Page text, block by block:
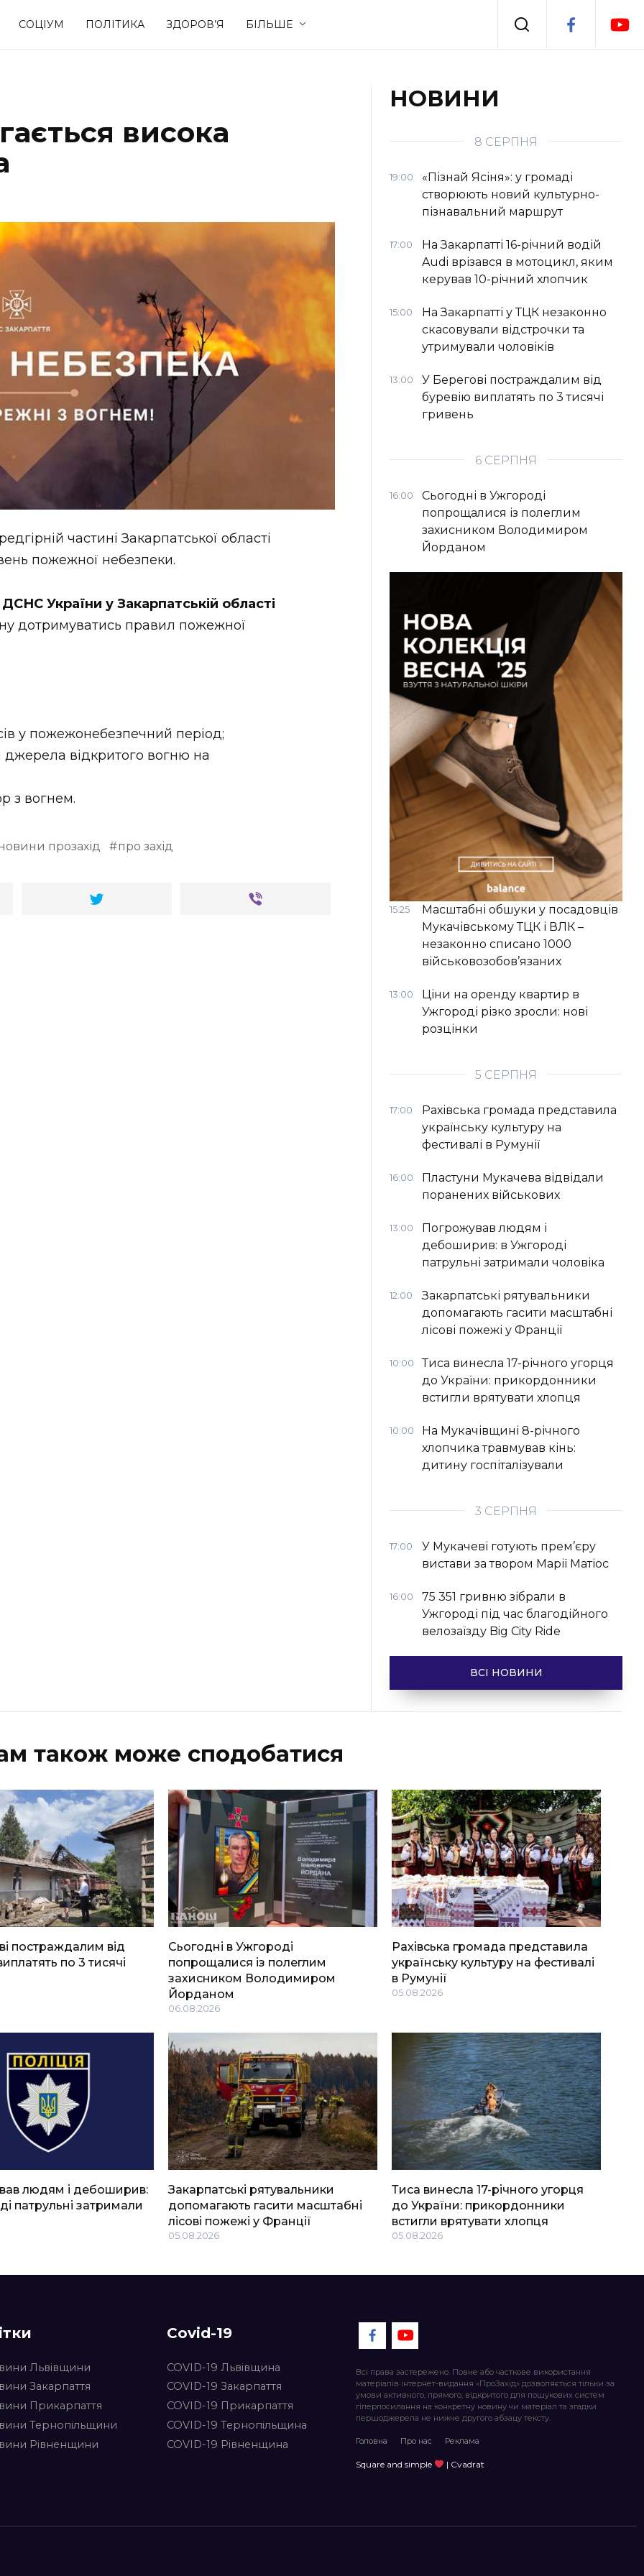
СОЦІУМ ПОЛІТИКА ЗДОРОВ’Я БІЛЬШЕ
Події
Спорт
висока
частині Закарпатської області
пожежної небезпеки.
України у Закарпатській області
дотримуватись правил пожежної
у пожежонебезпечний період;
джерела відкритого вогню на
з вогнем.
прозахід про захід
НОВИНИ
8 СЕРПНЯ
19:00
«Пізнай Ясіня»: у громаді
створюють новий культурно-
пізнавальний маршрут
17:00
На Закарпатті 16-річний водій
Audi врізався в мотоцикл, яким
керував 10-річний хлопчик
15:00
На Закарпатті у ТЦК незаконно
скасовували відстрочки та
утримували чоловіків
13:00
У Берегові постраждалим від
буревію виплатять по 3 тисячі
гривень
6 СЕРПНЯ
16:00
Сьогодні в Ужгороді
попрощалися із полеглим
захисником Володимиром
Йорданом
15:25
Масштабні обшуки у посадовців
Мукачівському ТЦК і ВЛК –
незаконно списано 1000
військовозобов’язаних
13:00
Ціни на оренду квартир в
Ужгороді різко зросли: нові
розцінки
5 СЕРПНЯ
17:00
Рахівська громада представила
українську культуру на
фестивалі в Румунії
16:00
Пластуни Мукачева відвідали
поранених військових
13:00
Погрожував людям і
дебоширив: в Ужгороді
патрульні затримали чоловіка
12:00
Закарпатські рятувальники
допомагають гасити масштабні
лісові пожежі у Франції
10:00
Тиса винесла 17-річного угорця
до України: прикордонники
встигли врятувати хлопця
10:00
На Мукачівщині 8-річного
хлопчика травмував кінь:
дитину госпіталізували
3 СЕРПНЯ
17:00
У Мукачеві готують прем’єру
вистави за твором Марії Матіос
16:00
75 351 гривню зібрали в
Ужгороді під час благодійного
велозаїзду Big Сity Ride
ВСІ НОВИНИ
також може сподобатися
постраждалим від
по 3 тисячі
Сьогодні в Ужгороді
попрощалися із полеглим
захисником Володимиром
Йорданом
06.08.2026
Рахівська громада представила
українську культуру на фестивалі
в Румунії
05.08.2026
людям і дебоширив:
патрульні затримали
Закарпатські рятувальники
допомагають гасити масштабні
лісові пожежі у Франції
05.08.2026
Тиса винесла 17-річного угорця
до України: прикордонники
встигли врятувати хлопця
05.08.2026
Львівщини
Закарпаття
Прикарпаття
Тернопільщини
Рівненщини
Covid-19
COVID-19 Львівщина
COVID-19 Закарпаття
COVID-19 Прикарпаття
COVID-19 Тернопільщина
COVID-19 Рівненщина
Всі права застережено. Повне або часткове використання
матеріалів інтернет-видання «ПроЗахід» дозволяється тільки за
умови активного, прямого, відкритого для пошукових систем
гіперпосилання на конкретну новину чи матеріал та згадки
першоджерела не нижче другого абзацу тексту.
Головна Про нас Реклама
Square and simple | Cvadrat